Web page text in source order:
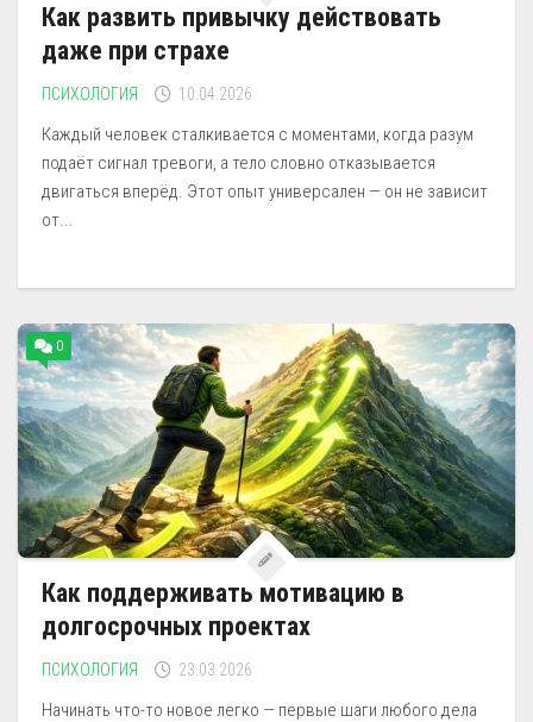
Как развить привычку действовать
даже при страхе
ПСИХОЛОГИЯ 10.04.2026
Каждый человек сталкивается с моментами, когда разум
подаёт сигнал тревоги, а тело словно отказывается
двигаться вперёд. Этот опыт универсален — он не зависит
от...
0
Как поддерживать мотивацию в
долгосрочных проектах
ПСИХОЛОГИЯ 23.03.2026
Начинать что-то новое легко — первые шаги любого дела